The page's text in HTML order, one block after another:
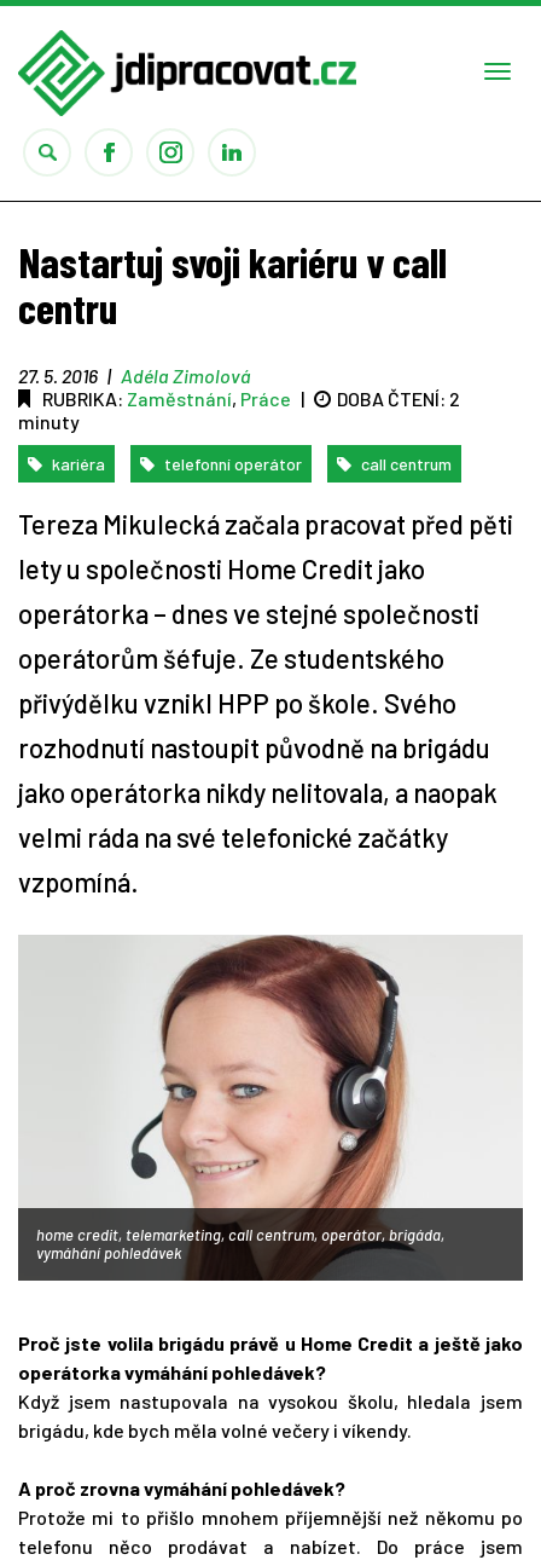
Rady
Reality show
Seriály
Časopis
Soutěže
Nastartuj svoji kariéru v call
centru
27. 5. 2016 | Adéla Zimolová
RUBRIKA: Zaměstnání, Práce | DOBA ČTENÍ: 2
minuty
kariéra telefonní operátor call centrum
Tereza Mikulecká začala pracovat před pěti
lety u společnosti Home Credit jako
operátorka – dnes ve stejné společnosti
operátorům šéfuje. Ze studentského
přivýdělku vznikl HPP po škole. Svého
rozhodnutí nastoupit původně na brigádu
jako operátorka nikdy nelitovala, a naopak
velmi ráda na své telefonické začátky
vzpomíná.
home credit, telemarketing, call centrum, operátor, brigáda,
vymáhání pohledávek
Proč jste volila brigádu právě u Home Credit a ještě jako
operátorka vymáhání pohledávek?
Když jsem nastupovala na vysokou školu, hledala jsem
brigádu, kde bych měla volné večery i víkendy.
A proč zrovna vymáhání pohledávek?
Protože mi to přišlo mnohem příjemnější než někomu po
telefonu něco prodávat a nabízet. Do práce jsem